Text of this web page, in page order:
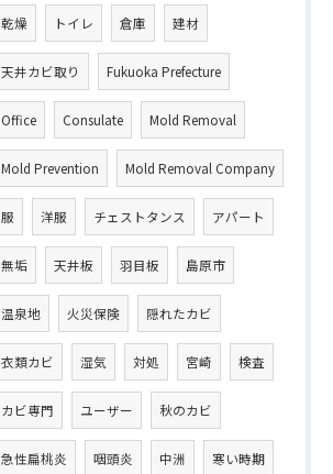
乾燥 トイレ 倉庫 建材
天井カビ取り Fukuoka Prefecture
Office Consulate Mold Removal
Mold Prevention Mold Removal Company
服 洋服 チェストタンス アパート
無垢 天井板 羽目板 島原市
温泉地 火災保険 隠れたカビ
衣類カビ 湿気 対処 宮崎 検査
カビ専門 ユーザー 秋のカビ
急性扁桃炎 咽頭炎 中洲 寒い時期